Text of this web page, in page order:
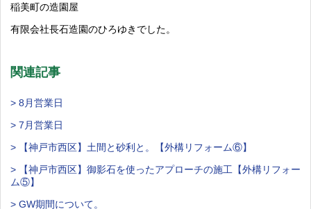
稲美町の造園屋
有限会社長石造園のひろゆきでした。
関連記事
> 8月営業日
> 7月営業日
> 【神戸市西区】土間と砂利と。【外構リフォーム⑥】
> 【神戸市西区】御影石を使ったアプローチの施工【外構リフォー
ム⑤】
> GW期間について。